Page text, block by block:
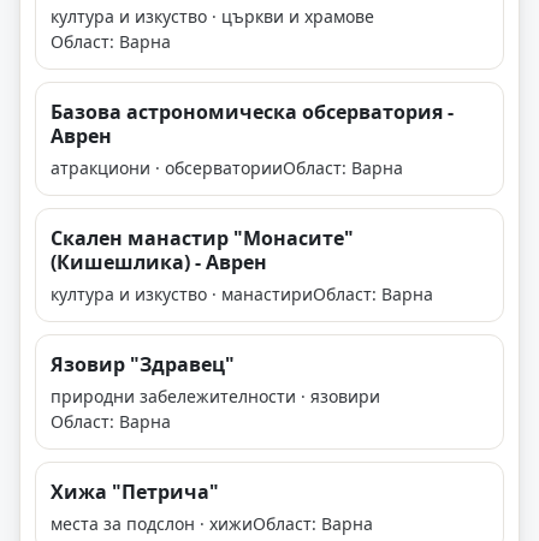
култура и изкуство · църкви и храмове
Област: Варна
Базова астрономическа обсерватория -
Аврен
атракциони · обсерваторииОбласт: Варна
Скален манастир "Монасите"
(Кишешлика) - Аврен
култура и изкуство · манастириОбласт: Варна
Язовир "Здравец"
природни забележителности · язовири
Област: Варна
Хижа "Петрича"
места за подслон · хижиОбласт: Варна